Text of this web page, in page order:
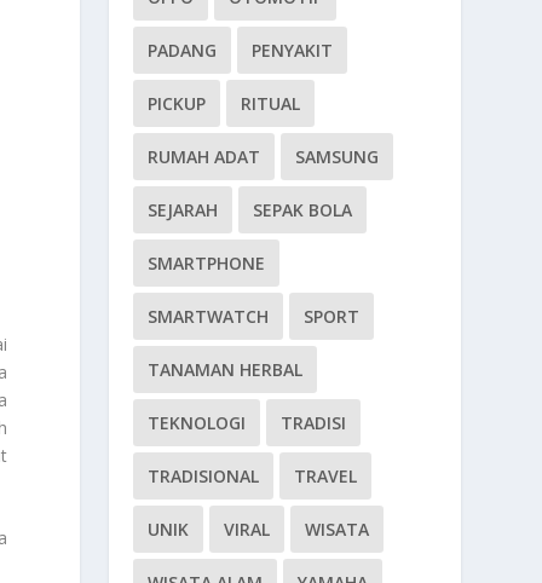
PADANG PENYAKIT
PICKUP RITUAL
RUMAH ADAT SAMSUNG
SEJARAH SEPAK BOLA
SMARTPHONE
SMARTWATCH SPORT
TANAMAN HERBAL
TEKNOLOGI TRADISI
TRADISIONAL TRAVEL
UNIK VIRAL WISATA